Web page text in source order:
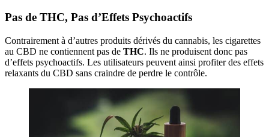
Pas de THC, Pas d’Effets Psychoactifs
Contrairement à d’autres produits dérivés du cannabis, les cigarettes
au CBD ne contiennent pas de THC. Ils ne produisent donc pas
d’effets psychoactifs. Les utilisateurs peuvent ainsi profiter des effets
relaxants du CBD sans craindre de perdre le contrôle.